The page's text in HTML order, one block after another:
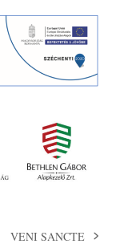
next
VENI SANCTE